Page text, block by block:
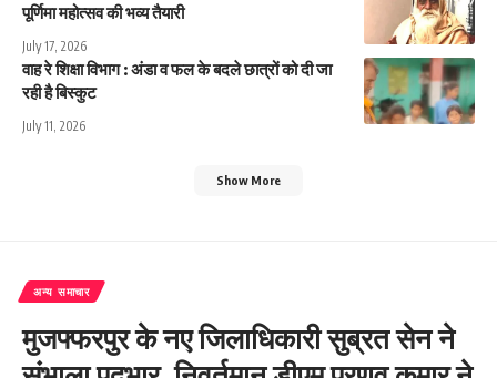
पूर्णिमा महोत्सव की भव्य तैयारी
July 17, 2026
वाह रे शिक्षा विभाग : अंडा व फल के बदले छात्रों को दी जा
रही है बिस्कुट
July 11, 2026
Show More
अन्य समाचार
मुजफ्फरपुर के नए जिलाधिकारी सुब्रत सेन ने